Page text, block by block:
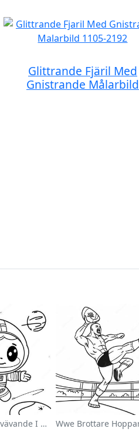
Glittrande Fjäril Med
Gnistrande Målarbild
Söt Astronaut Svävande I Rymden Målarbild